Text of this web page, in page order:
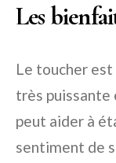
Les
Le toucher
très puissante
peut aider à
sentiment de